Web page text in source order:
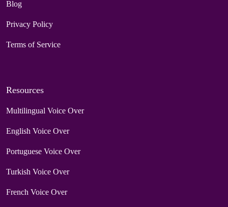
Blog
Privacy Policy
Terms of Service
Resources
Multilingual Voice Over
English Voice Over
Portuguese Voice Over
Turkish Voice Over
French Voice Over